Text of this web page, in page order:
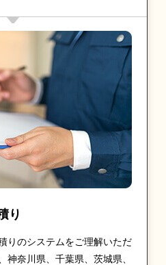
り
りのシステムをご理解いただ
神奈川県、千葉県、茨城県、